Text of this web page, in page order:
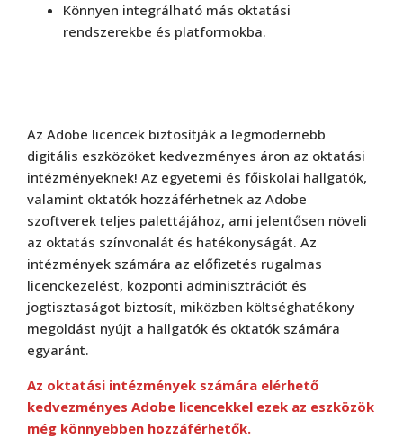
Könnyen integrálható más oktatási
rendszerekbe és platformokba.
Az Adobe licencek biztosítják a legmodernebb
digitális eszközöket kedvezményes áron az oktatási
intézményeknek! Az egyetemi és főiskolai hallgatók,
valamint oktatók hozzáférhetnek az Adobe
szoftverek teljes palettájához, ami jelentősen növeli
az oktatás színvonalát és hatékonyságát. Az
intézmények számára az előfizetés rugalmas
licenckezelést, központi adminisztrációt és
jogtisztaságot biztosít, miközben költséghatékony
megoldást nyújt a hallgatók és oktatók számára
egyaránt.
Az oktatási intézmények számára elérhető
kedvezményes Adobe licencekkel ezek az eszközök
még könnyebben hozzáférhetők.